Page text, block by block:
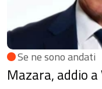
Se ne sono andati
Mazara, addio